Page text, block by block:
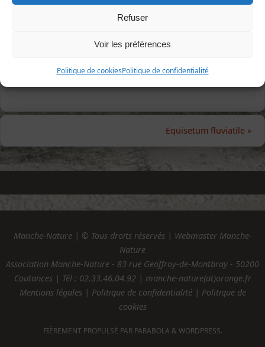
Refuser
Voir les préférences
Politique de cookiesPolitique de confidentialité
Europe : une grande partie de l'Europe.
Manche : une grande partie du département.
Equisetum fluviatile »
Manche-Nature | © Tous droits réservés | Webmaster Manche-
Nature
Association Manche-Nature - 83 rue Geoffroy-de-Montbray - 50200
Coutances | Tél : 02.33.46.04.92| manche-nature(at)orange.fr
Mentions légales| Politique de confidentialité| Politique de
cookies
FIÈREMENT PROPULSÉ PAR PARABOLA & WORDPRESS.